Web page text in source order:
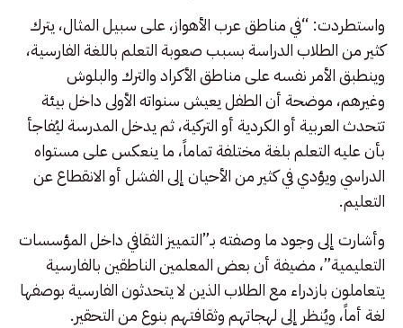
واستطردت: “في مناطق عرب الأهواز، على سبيل المثال، يترك
كثير من الطلاب الدراسة بسبب صعوبة التعلم باللغة الفارسية،
وينطبق الأمر نفسه على مناطق الأكراد والترك والبلوش
وغيرهم، موضحة أن الطفل يعيش سنواته الأولى داخل بيئة
تتحدث العربية أو الكردية أو التركية، ثم يدخل المدرسة ليُفاجأ
بأن عليه التعلم بلغة مختلفة تماماً، ما ينعكس على مستواه
الدراسي ويؤدي في كثير من الأحيان إلى الفشل أو الانقطاع عن
التعليم.
وأشارت إلى وجود ما وصفته بـ”التمييز الثقافي داخل المؤسسات
التعليمية”، مضيفة أن بعض المعلمين الناطقين بالفارسية
يتعاملون بازدراء مع الطلاب الذين لا يتحدثون الفارسية بوصفها
لغة أماً، ويُنظر إلى لهجاتهم وثقافتهم بنوع من التحقير.